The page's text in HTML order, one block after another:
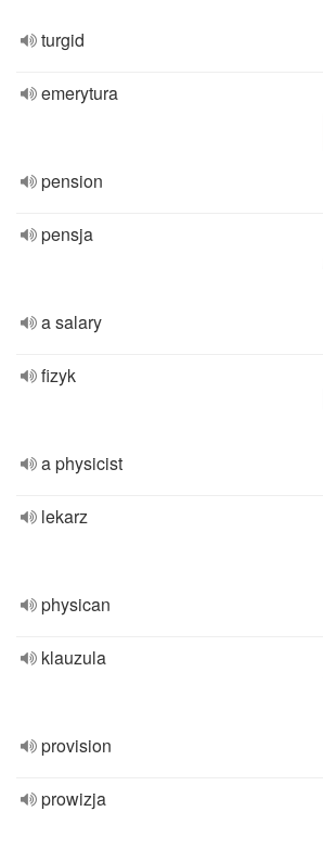
turgid
emerytura
pension
pensja
a salary
fizyk
a physicist
lekarz
physican
klauzula
provision
prowizja